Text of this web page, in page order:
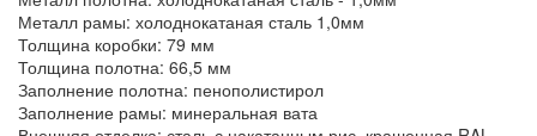
Металл рамы: холоднокатаная сталь 1,0мм
Толщина коробки: 79 мм
Толщина полотна: 66,5 мм
Заполнение полотна: пенополистирол
Заполнение рамы: минеральная вата